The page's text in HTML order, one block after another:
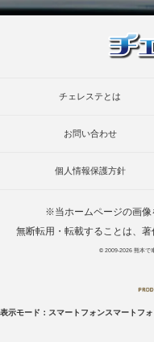
チェレステとは
お問い合わせ
個人情報保護方針
※当ホームページの画像
無断転用・転載することは、
© 2009-2026 熊本で
表示モード： スマートフォンスマートフ